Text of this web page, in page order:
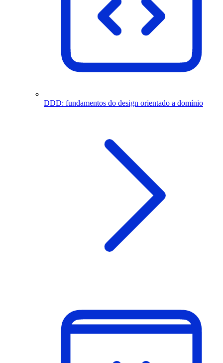
DDD: fundamentos do design orientado a domínio